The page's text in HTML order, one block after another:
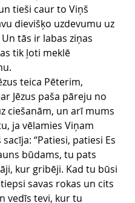
tieši caur to Viņš
dievišķo uzdevumu uz
tās ir labas ziņas
tik ļoti meklē
teica Pēterim,
Jēzus paša pāreju no
ciešanām, un arī mums
ja vēlamies Viņam
“Patiesi, patiesi Es
būdams, tu pats
kur gribēji. Kad tu būsi
savas rokas un cits
vedīs tevi, kur tu